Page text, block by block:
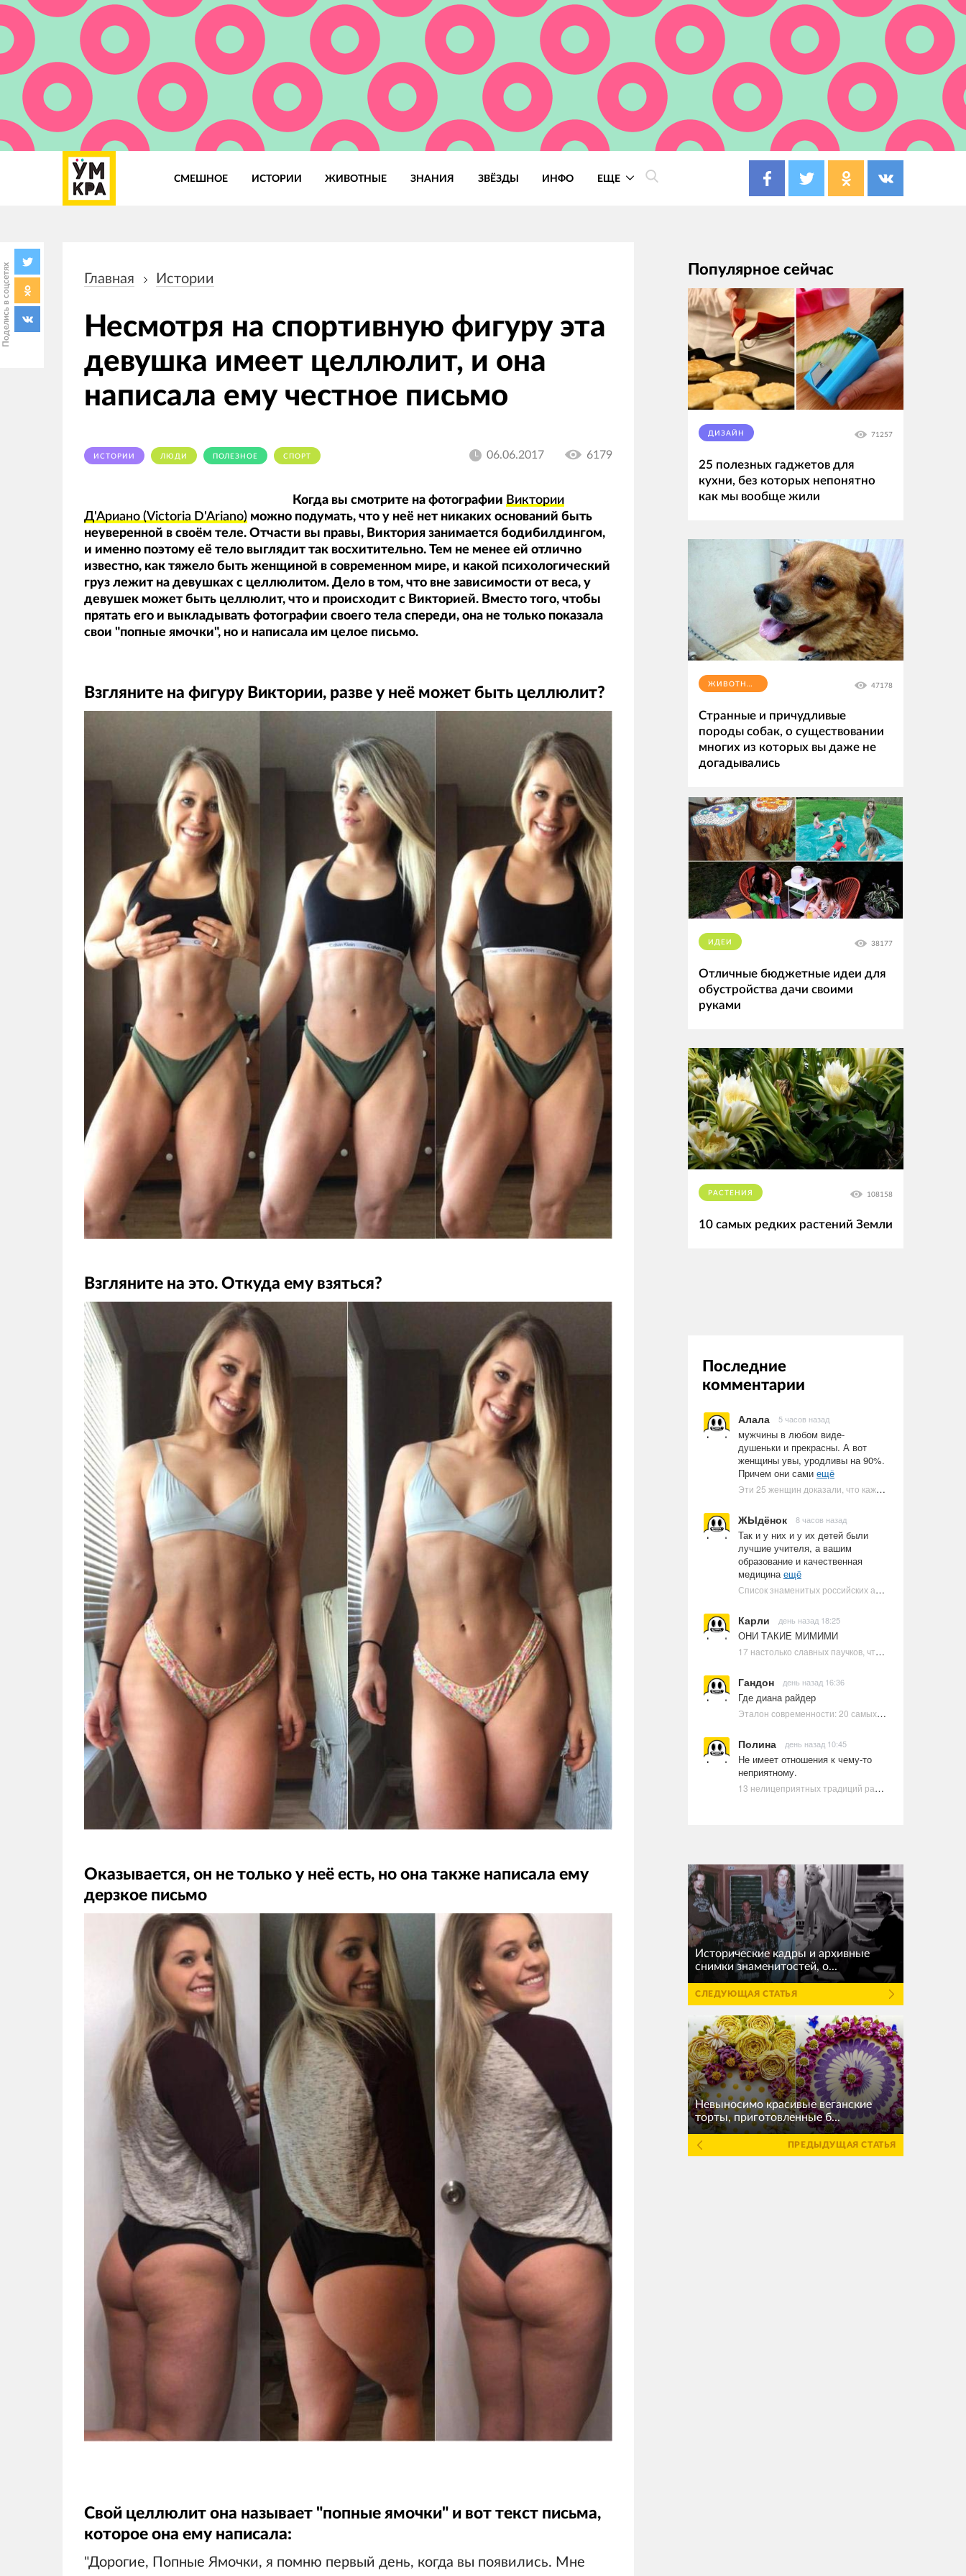
СМЕШНОЕ ИСТОРИИ ЖИВОТНЫЕ ЗНАНИЯ ЗВЁЗДЫ ИНФО ЕЩЕ
Поделись в соцсетях навигации
Главная Истории
Несмотря на спортивную фигуру эта
девушка имеет целлюлит, и она
написала ему честное письмо
ИСТОРИИ ЛЮДИ ПОЛЕЗНОЕ СПОРТ 06.06.2017 6179
Когда вы смотрите на фотографии Виктории
Д'Ариано (Victoria D'Ariano) можно подумать, что у неё нет никаких оснований быть
неуверенной в своём теле. Отчасти вы правы, Виктория занимается бодибилдингом,
и именно поэтому её тело выглядит так восхитительно. Тем не менее ей отлично
известно, как тяжело быть женщиной в современном мире, и какой психологический
груз лежит на девушках с целлюлитом. Дело в том, что вне зависимости от веса, у
девушек может быть целлюлит, что и происходит с Викторией. Вместо того, чтобы
прятать его и выкладывать фотографии своего тела спереди, она не только показала
свои "попные ямочки", но и написала им целое письмо.
Взгляните на фигуру Виктории, разве у неё может быть целлюлит?
Взгляните на это. Откуда ему взяться?
Оказывается, он не только у неё есть, но она также написала ему
дерзкое письмо
Свой целлюлит она называет "попные ямочки" и вот текст письма,
которое она ему написала:
"Дорогие, Попные Ямочки, я помню первый день, когда вы появились. Мне
Популярное сейчас
ДИЗАЙН 71257
25 полезных гаджетов для
кухни, без которых непонятно
как мы вообще жили
ЖИВОТНЫЕ 47178
Странные и причудливые
породы собак, о существовании
многих из которых вы даже не
догадывались
ИДЕИ 38177
Отличные бюджетные идеи для
обустройства дачи своими
руками
РАСТЕНИЯ 108158
10 самых редких растений Земли
Последние
комментарии
Алала 5 часов назад
мужчины в любом виде-
душеньки и прекрасны. А вот
женщины увы, уродливы на 90%.
Причем они сами ещё
Эти 25 женщин доказали, что каждое тело имеет право быть в бикини
ЖЫдёнок 8 часов назад
Так и у них и у их детей были
лучшие учителя, а вашим
образование и качественная
медицинаещё
Список знаменитых российских артистов-евреев | Ультрамарин
Карли день назад 18:25
ОНИ ТАКИЕ МИМИМИ
17 настолько славных паучков, что даже у арахнофобов появится желание их погладить
Гандон день назад 16:36
Где диана райдер
Эталон современности: 20 самых красивых и привлекательных актрис Голливуда, по мнению Google | Ультрамарин
Полина день назад 10:45
Не имеет отношения к чему-то
неприятному.
13 нелицеприятных традиций разных стран, которые могут шокировать неподготовленного человека
Исторические кадры и архивные
снимки знаменитостей, о...
СЛЕДУЮЩАЯ СТАТЬЯ
Невыносимо красивые веганские
торты, приготовленные б...
ПРЕДЫДУЩАЯ СТАТЬЯ